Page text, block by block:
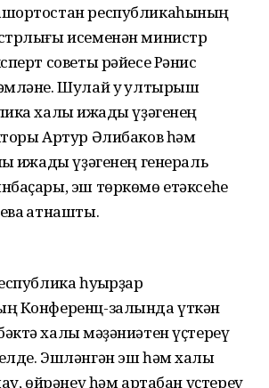
республикаһының
исеменән министр
советы рәйесе Рәнис
Шулай уҡ ултырыш
халыҡ ижады үҙәгенең
Артур Әлибаков һәм
ижады үҙәгенең генераль
эш төркөмө етәксеһе
ҡатнашты.
һуҡырҙар
Конференц-залында үткән
халыҡ мәҙәниәтен үҫтереү
Эшләнгән эш һәм халыҡ
өйрәнеү һәм артабан үҫтереү